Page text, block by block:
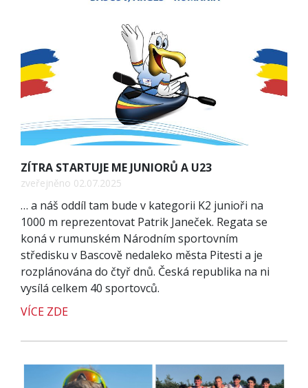
ZÍTRA STARTUJE ME JUNIORŮ A U23
zveřejněno 02.07.2025
… a náš oddíl tam bude v kategorii K2 junioři na
1000 m reprezentovat Patrik Janeček. Regata se
koná v rumunském Národním sportovním
středisku v Bascově nedaleko města Pitesti a je
rozplánována do čtyř dnů. Česká republika na ni
vysílá celkem 40 sportovců.
VÍCE ZDE